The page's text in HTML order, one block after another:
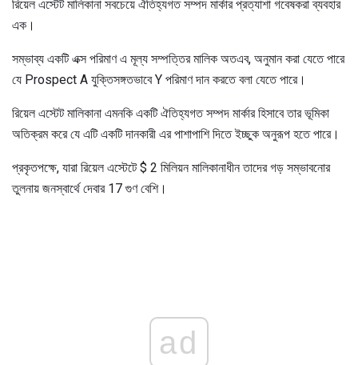
রিয়েল এস্টেট মালিকানা সবচেয়ে ঐতিহ্যগত সম্পদ মার্কার প্রত্যাশা গবেষকরা ব্যবহার
এক।
সম্ভাব্য একটি এক্স পরিমাণ এ মূল্য সম্পত্তির মালিক অতএব, অনুমান করা যেতে পারে
যে Prospect A যুক্তিসঙ্গতভাবে Y পরিমাণ দান করতে বলা যেতে পারে।
রিয়েল এস্টেট মালিকানা এমনকি একটি ঐতিহ্যগত সম্পদ মার্কার হিসাবে তার ভূমিকা
অতিক্রম করে যে এটি একটি দানকারী এর পাশাপাশি দিতে ইচ্ছুক অনুরূপ হতে পারে।
প্রকৃতপক্ষে, যারা রিয়েল এস্টেটে $ 2 মিলিয়ন মালিকানাধীন তাদের গড় সম্ভাবনাের
তুলনায় জনস্বার্থে দেবার 17 গুণ বেশি।
ad